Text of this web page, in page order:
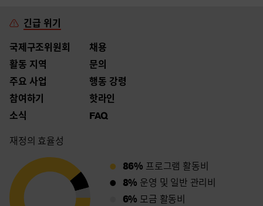
긴급 위기
국제구조위원회
활동 지역
주요 사업
참여하기
소식
채용
문의
행동 강령
핫라인
FAQ
재정의 효율성
86% 프로그램 활동비
8% 운영 및 일반 관리비
6% 모금 활동비